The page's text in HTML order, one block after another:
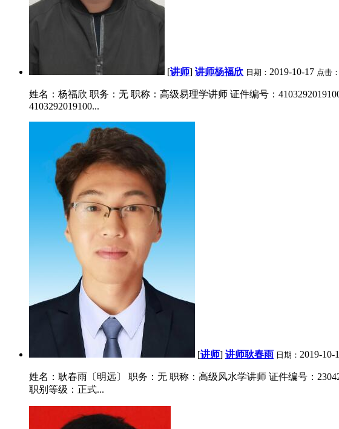
[讲师] 讲师杨福欣 日期： 2019-10-17 点击：
姓名：杨福欣 职务：无 职称：高级易理学讲师 证件编号：
4103292019100...
[讲师] 讲师耿春雨 日期： 2019-10-
姓名：耿春雨〔明远〕 职务：无 职称：高级风水学讲师 证件编号：
职别等级：正式...